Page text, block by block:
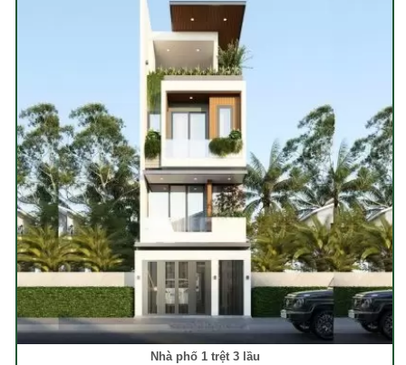
Nhà phố 1 trệt 3 lầu